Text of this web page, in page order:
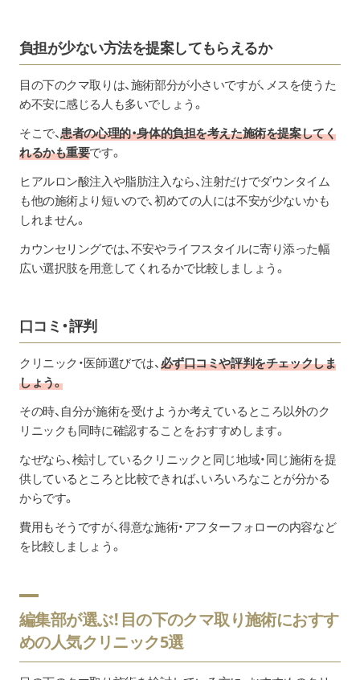
負担が少ない方法を提案してもらえるか
目の下のクマ取りは、施術部分が小さいですが、メスを使うた
め不安に感じる人も多いでしょう。
そこで、患者の心理的・身体的負担を考えた施術を提案してく
れるかも重要です。
ヒアルロン酸注入や脂肪注入なら、注射だけでダウンタイム
も他の施術より短いので、初めての人には不安が少ないかも
しれません。
カウンセリングでは、不安やライフスタイルに寄り添った幅
広い選択肢を用意してくれるかで比較しましょう。
口コミ・評判
クリニック・医師選びでは、必ず口コミや評判をチェックしま
しょう。
その時、自分が施術を受けようか考えているところ以外のク
リニックも同時に確認することをおすすめします。
なぜなら、検討しているクリニックと同じ地域・同じ施術を提
供しているところと比較できれば、いろいろなことが分かる
からです。
費用もそうですが、得意な施術・アフターフォローの内容など
を比較しましょう。
編集部が選ぶ！目の下のクマ取り施術におすす
めの人気クリニック5選